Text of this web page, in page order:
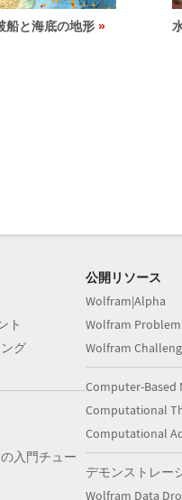
船と海底の地形
ト
グ
入門チュー
公開リソース
Wolfram|Alpha
Wolfram
Wolfram
Computer-Based
Computational
Computational
デモンストレー
Wolfram Data